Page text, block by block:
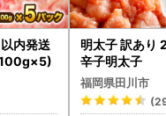
以内発送
明太子 訳あり
辛子明太子
福岡県田川市